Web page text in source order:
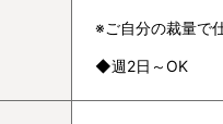
※ご自分の裁量で
◆週2日～OK